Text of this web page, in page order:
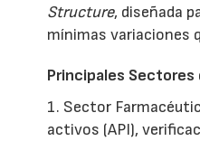
Structure, diseñada
mínimas variaciones
Principales Sectores
1. Sector
activos (API),